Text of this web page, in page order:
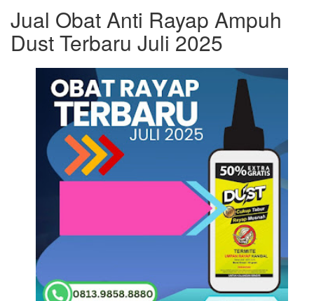
Jual Obat Anti Rayap Ampuh
Dust Terbaru Juli 2025